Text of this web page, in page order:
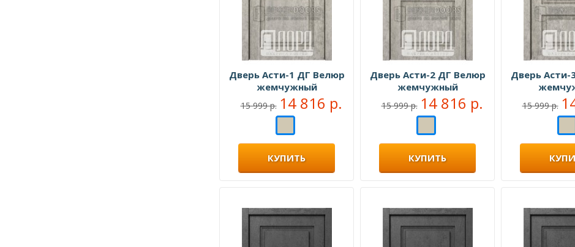
Дверь Асти-1 ДГ Велюр
жемчужный
15 999 р. 14 816 р.
КУПИТЬ
Дверь Асти-2 ДГ Велюр
жемчужный
15 999 р. 14 816 р.
КУПИТЬ
Дверь
15 999 р.